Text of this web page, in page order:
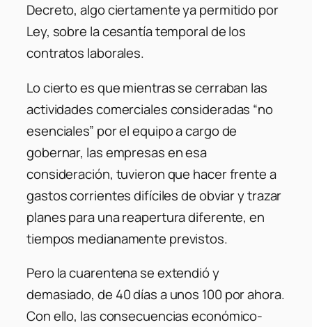
Decreto, algo ciertamente ya permitido por
Ley, sobre la cesantía temporal de los
contratos laborales.
Lo cierto es que mientras se cerraban las
actividades comerciales consideradas “no
esenciales” por el equipo a cargo de
gobernar, las empresas en esa
consideración, tuvieron que hacer frente a
gastos corrientes difíciles de obviar y trazar
planes para una reapertura diferente, en
tiempos medianamente previstos.
Pero la cuarentena se extendió y
demasiado, de 40 días a unos 100 por ahora.
Con ello, las consecuencias económico-